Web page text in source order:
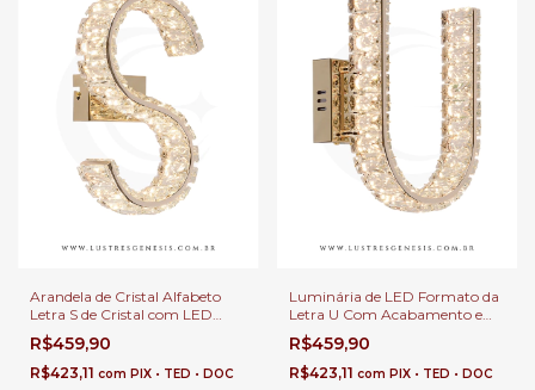
Arandela de Cristal Alfabeto
Letra S de Cristal com LED
Integrado Quente Para
Cabeceira de Cama e
Decoração
R$459,90
R$423,11 com PIX • TED • DOC
Luminária de LED Formato da
Letra U Com Acabamento em
Cristal Para Cabeceira de
Cama, Quartos Infantil e Festa
R$459,90
R$423,11 com PIX • TED • DOC